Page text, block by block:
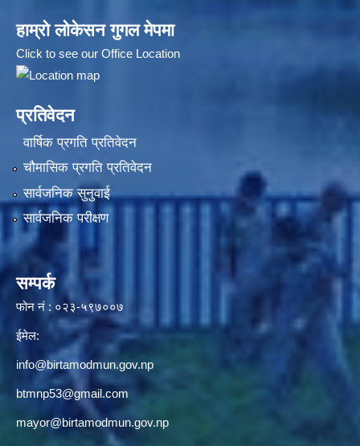
हाम्रो लोकेसन गुगल मेपमा
Click to see our Office Location
प्रतिवेदन
वार्षिक प्रगति प्रतिवेदन
चौमासिक प्रगति प्रतिवेदन
सार्वजनिक सुनुवाई
सार्वजनिक परीक्षण
सम्पर्क
फोन नं : ०२३-५९७००७
ईमेल:
info@birtamodmun.gov.np
btmnp53@gmail.com
mayor@birtamodmun.gov.np